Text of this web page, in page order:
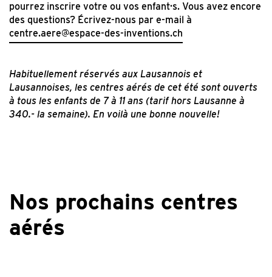
pourrez inscrire votre ou vos enfant·s. Vous avez encore
des questions? Écrivez-nous par e-mail à
centre.aere@espace-des-inventions.ch
Habituellement réservés aux Lausannois et
Lausannoises, les centres aérés de cet été sont ouverts
à tous les enfants de 7 à 11 ans (tarif hors Lausanne à
340.- la semaine). En voilà une bonne nouvelle!
Nos prochains centres
aérés